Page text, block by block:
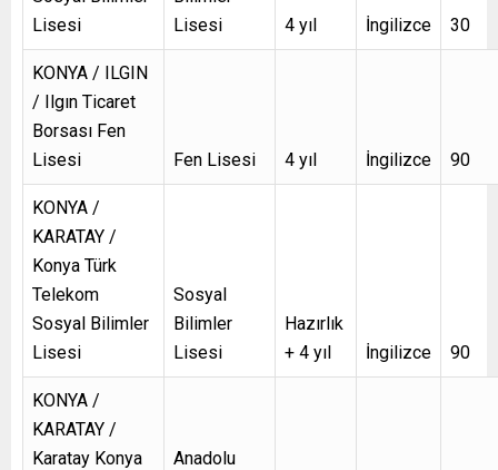
Lisesi
Lisesi
4 yıl İngilizce 30
KONYA / ILGIN
/ Ilgın Ticaret
Borsası Fen
Lisesi
Fen Lisesi 4 yıl İngilizce 90
KONYA /
KARATAY /
Konya Türk
Telekom
Sosyal Bilimler
Lisesi
Sosyal
Bilimler
Lisesi
Hazırlık
+ 4 yıl
İngilizce 90
KONYA /
KARATAY /
Karatay Konya
Anadolu